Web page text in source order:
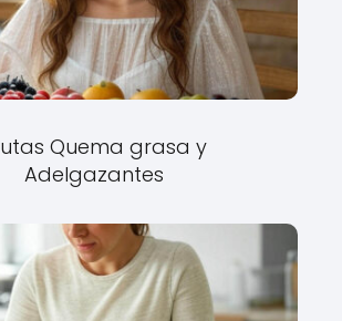
Quema grasa y
Adelgazantes